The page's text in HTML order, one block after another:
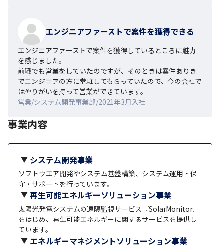
エンジニアファーストで案件を獲得できる
エンジニアファーストで案件を獲得しているところに魅力
を感じました。
前職でも営業をしていたのですが、そのときは案件ありき
でエンジニアの方に常駐してもらっていたので、今の会社で
はやりがいを持って営業ができています。
営業/システム開発事業部/2021年3月入社
事業内容
システム開発事業
ソフトウエア開発やシステム基盤構築、システム運用・保
守・サポートを行っています。
再生可能エネルギーソリューション事業
太陽光発電システムの遠隔監視サービス『SolarMonitor』
をはじめ、再生可能エネルギーに関するサービスを提供し
ています。
エネルギーマネジメントソリューション事業